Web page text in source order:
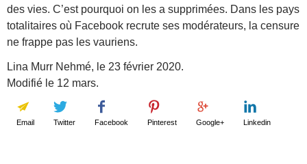
des vies. C’est pourquoi on les a supprimées. Dans les pays
totalitaires où Facebook recrute ses modérateurs, la censure
ne frappe pas les vauriens.
Lina Murr Nehmé, le 23 février 2020.
Modifié le 12 mars.
Email Twitter Facebook Pinterest Google+ Linkedin